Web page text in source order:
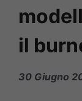
il
30 Giugno